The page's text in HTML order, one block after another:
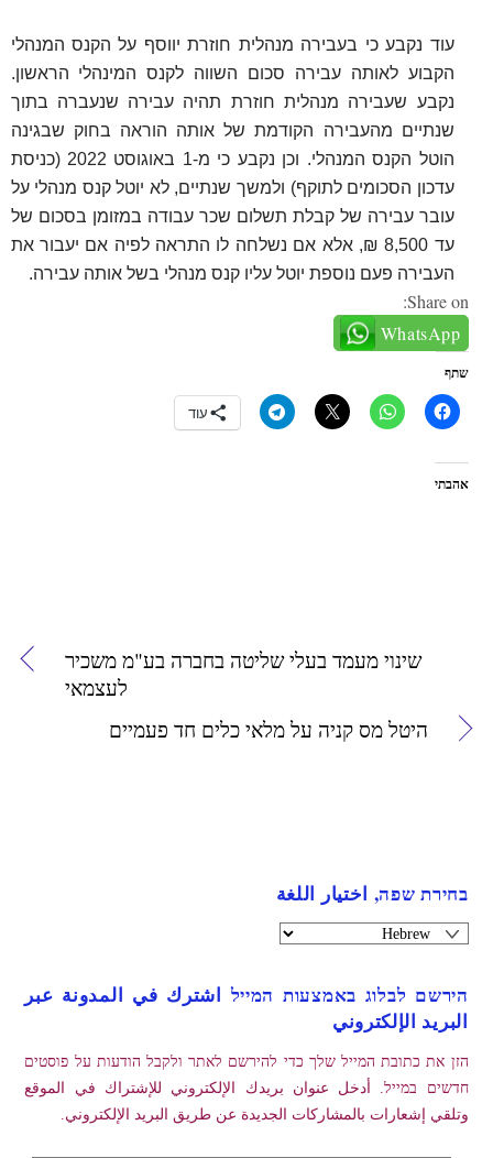
עוד נקבע כי בעבירה מנהלית חוזרת יווסף על הקנס המנהלי
הקבוע לאותה עבירה סכום השווה לקנס המינהלי הראשון.
נקבע שעבירה מנהלית חוזרת תהיה עבירה שנעברה בתוך
שנתיים מהעבירה הקודמת של אותה הוראה בחוק שבגינה
הוטל הקנס המנהלי. וכן נקבע כי מ-1 באוגוסט 2022 (כניסת
עדכון הסכומים לתוקף) ולמשך שנתיים, לא יוטל קנס מנהלי על
עובר עבירה של קבלת תשלום שכר עבודה במזומן בסכום של
עד 8,500 ₪, אלא אם נשלחה לו התראה לפיה אם יעבור את
העבירה פעם נוספת יוטל עליו קנס מנהלי בשל אותה עבירה.
Share on:
WhatsApp
שתף
עוד
אהבתי
שינוי מעמד בעלי שליטה בחברה בע"מ משכיר
לעצמאי
היטל מס קניה על מלאי כלים חד פעמיים
בחירת שפה, اختيار اللغة
הירשם לבלוג באמצעות המייל اشترك في المدونة عبر
البريد الإلكتروني
הזן את כתובת המייל שלך כדי להירשם לאתר ולקבל הודעות על פוסטים
חדשים במייל. أدخل عنوان بريدك الإلكتروني للإشتراك في الموقع
وتلقي إشعارات بالمشاركات الجديدة عن طريق البريد الإلكتروني.